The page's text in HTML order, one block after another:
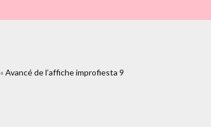
https://www.facebook.com/plugins/
«Avancé de l’affiche improfiesta 9